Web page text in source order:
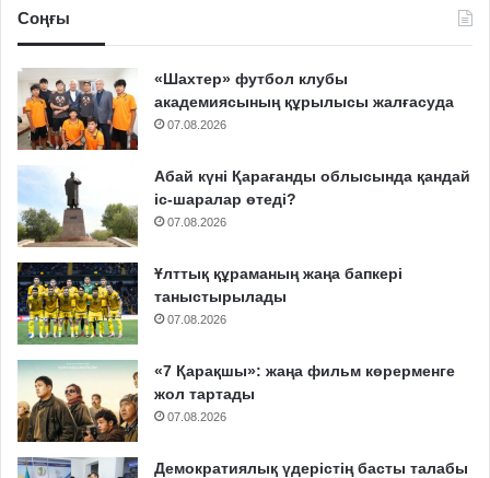
Соңғы
«Шахтер» футбол клубы
академиясының құрылысы жалғасуда
07.08.2026
Абай күні Қарағанды облысында қандай
іс-шаралар өтеді?
07.08.2026
Ұлттық құраманың жаңа бапкері
таныстырылады
07.08.2026
«7 Қарақшы»: жаңа фильм көрерменге
жол тартады
07.08.2026
Демократиялық үдерістің басты талабы